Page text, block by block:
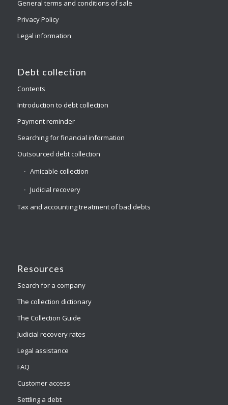
General terms and conditions of sale
Privacy Policy
Legal information
Debt collection
Contents
Introduction to debt collection
Payment reminder
Searching for financial information
Outsourced debt collection
Amicable collection
Judicial recovery
Tax and accounting treatment of bad debts
Resources
Search for a company
The collection dictionary
The Collection Guide
Judicial recovery rates
Legal assistance
FAQ
Customer access
Settling a debt